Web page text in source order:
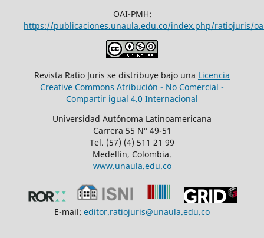
OAI-PMH:
https://publicaciones.unaula.edu.co/index.php/ratiojuris/
Revista Ratio Juris se distribuye bajo una Licencia
Creative Commons Atribución - No Comercial -
Compartir igual 4.0 Internacional
Universidad Autónoma Latinoamericana
Carrera 55 N° 49-51
Tel. (57) (4) 511 21 99
Medellín, Colombia.
www.unaula.edu.co
E-mail: editor.ratiojuris@unaula.edu.co